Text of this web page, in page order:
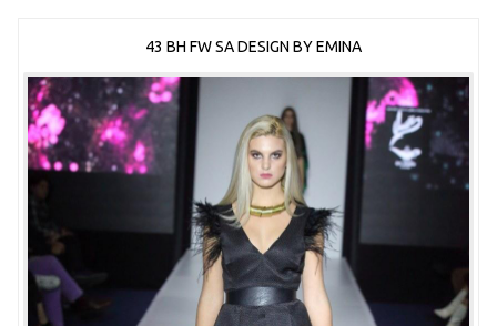
43 BH FW SA DESIGN BY EMINA